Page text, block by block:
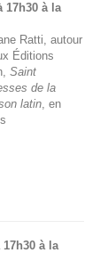
17h30 à la
Ratti, autour
Éditions
Saint
de la
latin, en
17h30 à la